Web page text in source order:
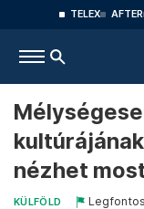
TELEX AFTER
nézhet
KÜLFÖLD